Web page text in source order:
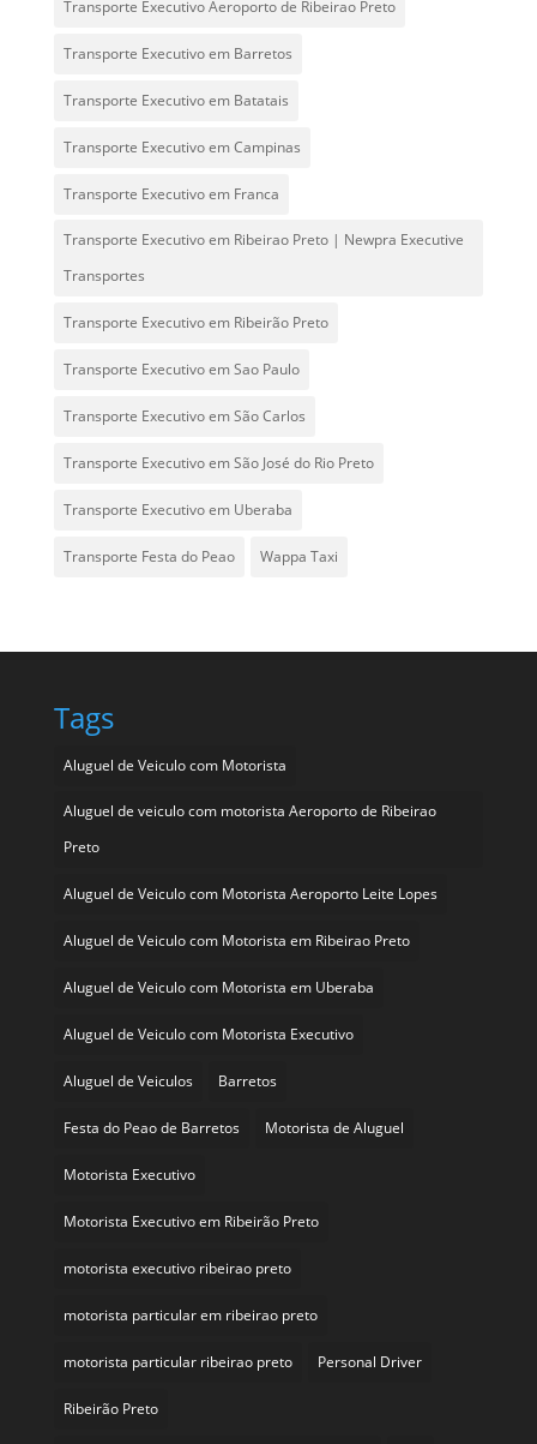
Transporte Executivo Aeroporto de Ribeirao Preto
Transporte Executivo em Barretos
Transporte Executivo em Batatais
Transporte Executivo em Campinas
Transporte Executivo em Franca
Transporte Executivo em Ribeirao Preto | Newpra Executive
Transportes
Transporte Executivo em Ribeirão Preto
Transporte Executivo em Sao Paulo
Transporte Executivo em São Carlos
Transporte Executivo em São José do Rio Preto
Transporte Executivo em Uberaba
Transporte Festa do Peao Wappa Taxi
Tags
Aluguel de Veiculo com Motorista
Aluguel de veiculo com motorista Aeroporto de Ribeirao
Preto
Aluguel de Veiculo com Motorista Aeroporto Leite Lopes
Aluguel de Veiculo com Motorista em Ribeirao Preto
Aluguel de Veiculo com Motorista em Uberaba
Aluguel de Veiculo com Motorista Executivo
Aluguel de Veiculos Barretos
Festa do Peao de Barretos Motorista de Aluguel
Motorista Executivo
Motorista Executivo em Ribeirão Preto
motorista executivo ribeirao preto
motorista particular em ribeirao preto
motorista particular ribeirao preto Personal Driver
Ribeirão Preto